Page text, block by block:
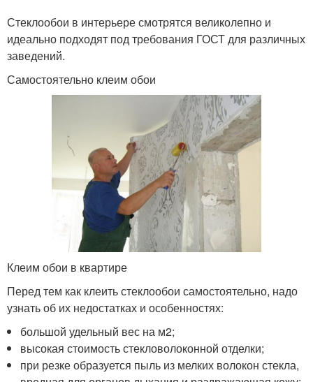
Стеклообои в интерьере смотрятся великолепно и
идеально подходят под требования ГОСТ для различных
заведений.
Самостоятельно клеим обои
Клеим обои в квартире
Перед тем как клеить стеклообои самостоятельно, надо
узнать об их недостатках и особенностях:
большой удельный вес на м2;
высокая стоимость стекловолоконной отделки;
при резке образуется пыль из мелких волокон стекла,